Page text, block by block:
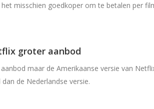
misschien goedkoper om te betalen per
groter aanbod
maar de Amerikaanse versie van
de Nederlandse versie.